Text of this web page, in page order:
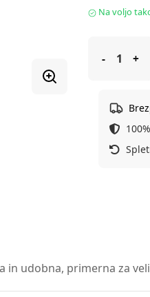
Na voljo
Name It
udobna, primerna za